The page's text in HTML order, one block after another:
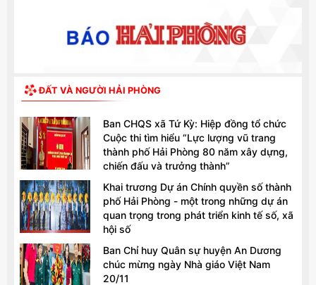
ĐẤT VÀ NGƯỜI HẢI PHÒNG
Ban CHQS xã Tứ Kỳ: Hiệp đồng tổ chức
Cuộc thi tìm hiểu “Lực lượng vũ trang
thành phố Hải Phòng 80 năm xây dựng,
chiến đấu và trưởng thành”
Khai trương Dự án Chính quyền số thành
phố Hải Phòng - một trong những dự án
quan trọng trong phát triển kinh tế số, xã
hội số
Ban Chỉ huy Quân sự huyện An Dương
chúc mừng ngày Nhà giáo Việt Nam
20/11